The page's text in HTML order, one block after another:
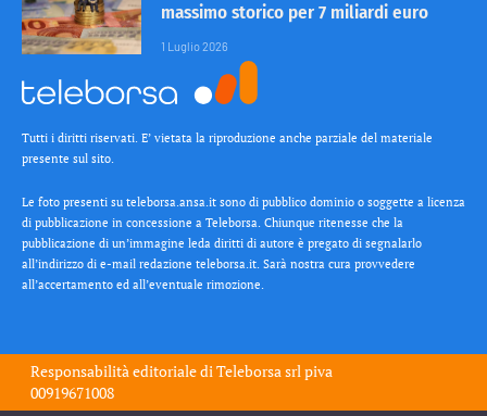
massimo storico per 7 miliardi euro
1 Luglio 2026
Tutti i diritti riservati. E’ vietata la riproduzione anche parziale del materiale
presente sul sito.
Le foto presenti su teleborsa.ansa.it sono di pubblico dominio o soggette a licenza
di pubblicazione in concessione a Teleborsa. Chiunque ritenesse che la
pubblicazione di un’immagine leda diritti di autore è pregato di segnalarlo
all’indirizzo di e-mail redazione teleborsa.it. Sarà nostra cura provvedere
all’accertamento ed all’eventuale rimozione.
Responsabilità editoriale diTeleborsa srlpiva
00919671008